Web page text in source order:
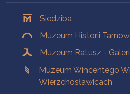
Siedziba
Muzeum Historii
Muzeum Ratusz -
Muzeum Wincentego
Wierzchosławicach